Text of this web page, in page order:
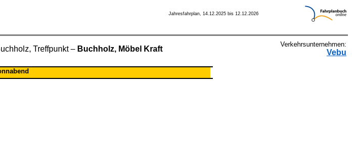
Jahresfahrplan, 14.12.2025 bis 12.12.2026
Treffpunkt – Buchholz, Möbel Kraft
Verkehrsunternehmen:
Vebu